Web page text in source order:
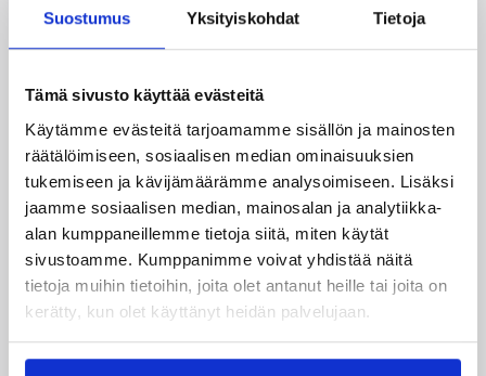
Suostumus Yksityiskohdat Tietoja
Tämä sivusto käyttää evästeitä
Käytämme evästeitä tarjoamamme sisällön ja mainosten
räätälöimiseen, sosiaalisen median ominaisuuksien
tukemiseen ja kävijämäärämme analysoimiseen. Lisäksi
jaamme sosiaalisen median, mainosalan ja analytiikka-
alan kumppaneillemme tietoja siitä, miten käytät
sivustoamme. Kumppanimme voivat yhdistää näitä
tietoja muihin tietoihin, joita olet antanut heille tai joita on
kerätty, kun olet käyttänyt heidän palvelujaan.
Bulgariaa vastaan.
lähtökohta, että molempia pelejä lähdetään
Myös Tommi Koskinen uskoo, että jäljellä olevat EM-
karsintaottelut ovat pitkällä tähtäimellä joukkueelle
hyödyllisiä.
– Pelaajille jokainen tämän tason ottelu on hyödyllinen.
Pelaajien on otettava kaikki irti matseista Montenegroa
ja Bulgariaa vastaan, koska näitä pelejä tulee harvoin.
Samanlaista puolustusta, vähän huolellisempaa
pallonkäsittelyä ja hivenen korkeampi heittoprosentti,
niin hyvä tulee.